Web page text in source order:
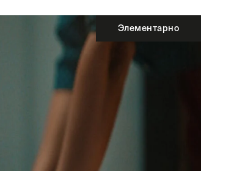
Элементарно